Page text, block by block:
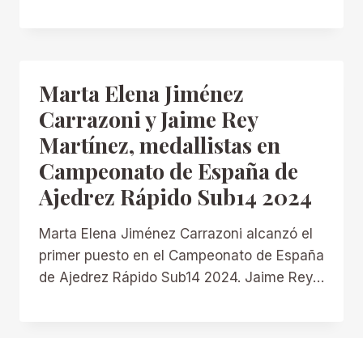
Marta Elena Jiménez
Carrazoni y Jaime Rey
Martínez, medallistas en
Campeonato de España de
Ajedrez Rápido Sub14 2024
Marta Elena Jiménez Carrazoni alcanzó el
primer puesto en el Campeonato de España
de Ajedrez Rápido Sub14 2024. Jaime Rey…